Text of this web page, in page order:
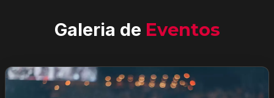
Galeria de Eventos